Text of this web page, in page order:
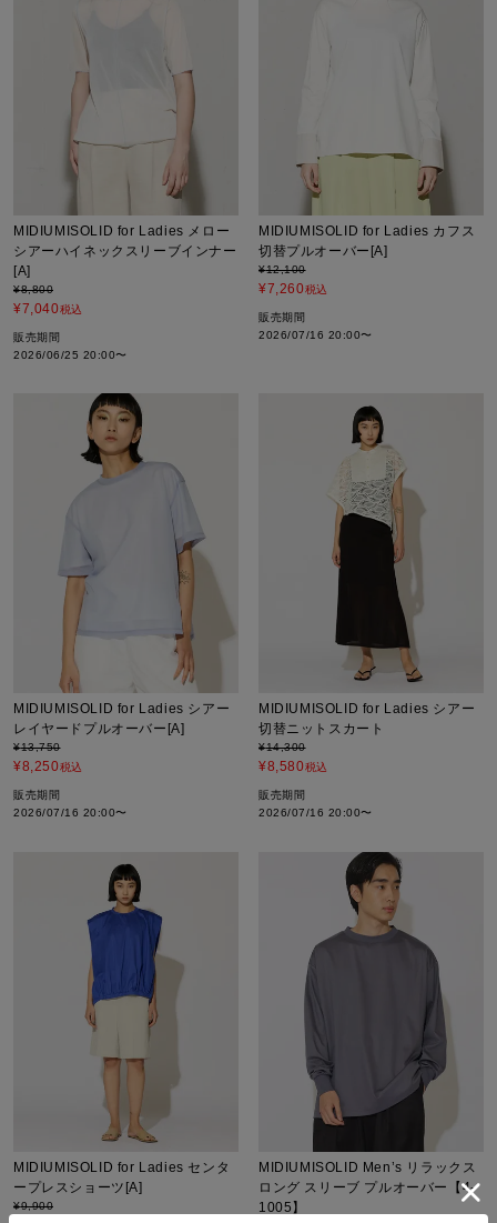
MIDIUMISOLID for Ladies メロー
シアーハイネックスリーブインナー
[A]
¥8,800
¥7,040税込
販売期間
2026/06/25 20:00〜
MIDIUMISOLID for Ladies カフス
切替プルオーバー[A]
¥12,100
¥7,260税込
販売期間
2026/07/16 20:00〜
MIDIUMISOLID for Ladies シアー
レイヤードプルオーバー[A]
¥13,750
¥8,250税込
販売期間
2026/07/16 20:00〜
MIDIUMISOLID for Ladies シアー
切替ニットスカート
¥14,300
¥8,580税込
販売期間
2026/07/16 20:00〜
MIDIUMISOLID for Ladies センタ
ープレスショーツ[A]
¥9,900
MIDIUMISOLID Men’s リラックス
ロング スリーブ プルオーバー【4-
1005】